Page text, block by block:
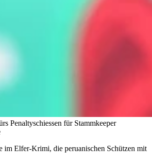
Penaltyschiessen für Stammkeeper
im Elfer-Krimi, die peruanischen Schützen mit